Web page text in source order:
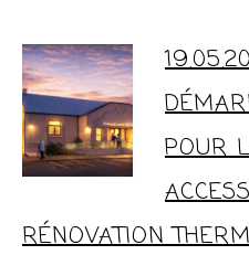
POUR
RÉNOVATION